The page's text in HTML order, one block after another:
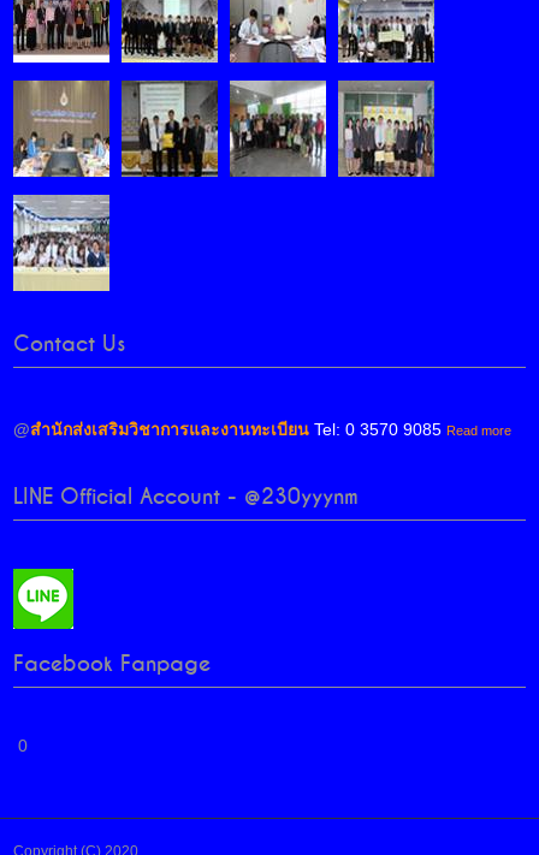
Contact Us
@สำนักส่งเสริมวิชาการและงานทะเบียน Tel: 0 3570 9085 Read more
LINE Official Account - @230yyynm
Facebook Fanpage
0
Copyright (C) 2020